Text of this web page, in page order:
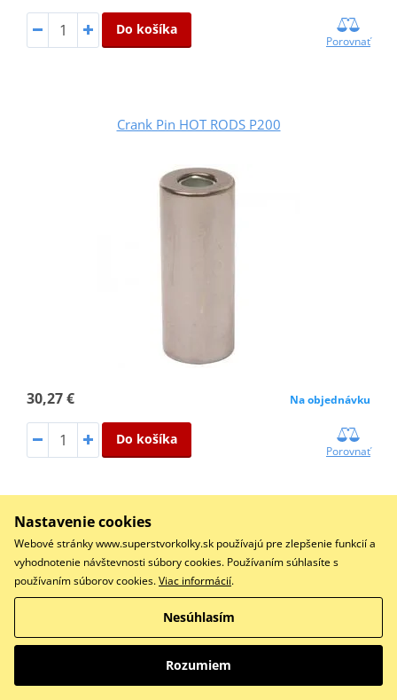
Do košíka
Porovnať
Crank Pin HOT RODS P200
30,27 € Na objednávku
Do košíka
Porovnať
Nastavenie cookies
Webové stránky www.superstvorkolky.sk používajú pre zlepšenie funkcií a
vyhodnotenie návštevnosti súbory cookies. Používaním súhlasíte s
používaním súborov cookies.Viac informácií.
Nesúhlasím
Rozumiem